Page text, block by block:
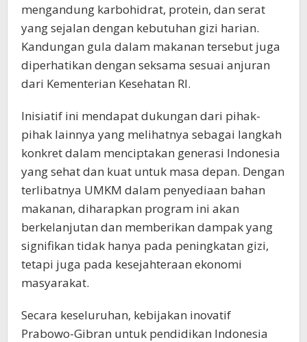
mengandung karbohidrat, protein, dan serat
yang sejalan dengan kebutuhan gizi harian.
Kandungan gula dalam makanan tersebut juga
diperhatikan dengan seksama sesuai anjuran
dari Kementerian Kesehatan RI.
Inisiatif ini mendapat dukungan dari pihak-
pihak lainnya yang melihatnya sebagai langkah
konkret dalam menciptakan generasi Indonesia
yang sehat dan kuat untuk masa depan. Dengan
terlibatnya UMKM dalam penyediaan bahan
makanan, diharapkan program ini akan
berkelanjutan dan memberikan dampak yang
signifikan tidak hanya pada peningkatan gizi,
tetapi juga pada kesejahteraan ekonomi
masyarakat.
Secara keseluruhan, kebijakan inovatif
Prabowo-Gibran untuk pendidikan Indonesia